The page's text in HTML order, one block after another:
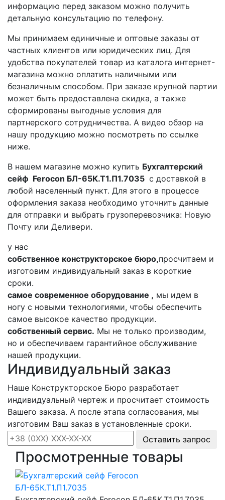
информацию перед заказом можно получить
детальную консультацию по телефону.
Мы принимаем единичные и оптовые заказы от
частных клиентов или юридических лиц. Для
удобства покупателей товар из каталога интернет-
магазина можно оплатить наличными или
безналичным способом. При заказе крупной партии
может быть предоставлена скидка, а также
сформированы выгодные условия для
партнерского сотрудничества. А видео обзор на
нашу продукцию можно посмотреть по ссылке
ниже.
В нашем магазине можно купить Бухгалтерский
сейф Ferocon БЛ-65К.Т1.П1.7035 с доставкой в
любой населенный пункт. Для этого в процессе
оформления заказа необходимо уточнить данные
для отправки и выбрать грузоперевозчика: Новую
Почту или Деливери.
у нас
собственное конструкторское бюро,просчитаем и
изготовим индивидуальный заказ в короткие
сроки.
самое современное оборудование , мы идем в
ногу с новыми технологиями, чтобы обеспечить
самое высокое качество продукции.
собственный сервис. Мы не только производим,
но и обеспечиваем гарантийное обслуживание
нашей продукции.
Индивидуальный заказ
Наше Конструкторское Бюро разработает
индивидуальный чертеж и просчитает стоимость
Вашего заказа. А после этапа согласования, мы
изготовим Ваш заказ в установленные сроки.
Оставить запрос
Просмотренные товары